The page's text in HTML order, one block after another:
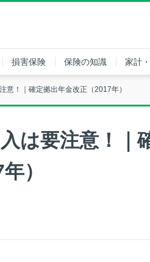
損害保険 保険の知識 家計
意！｜確定拠出年金改正（2017年）
は要注意！｜
）